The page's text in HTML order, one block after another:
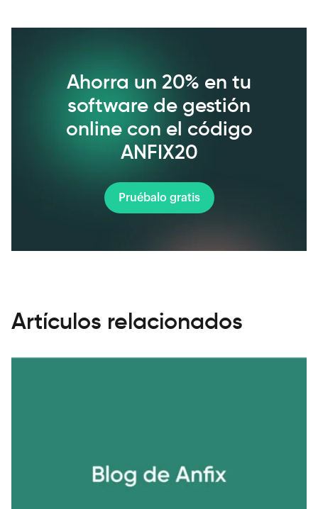
Ahorra un 20% en tu
software de gestión
online con el código
ANFIX20
Pruébalo gratis
Artículos relacionados